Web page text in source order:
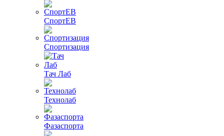
СпортЕВ
Спортизация
Тач Лаб
Технолаб
Фазаспорта